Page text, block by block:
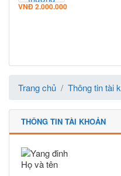
VNĐ2.000.000
Trang chủ Thông tin tài
THÔNG TIN TÀI KHOẢN
Họ và tên